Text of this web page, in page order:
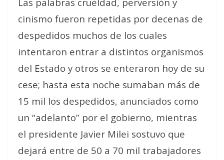
cinismo fueron repetidas por decenas de
despedidos muchos de los cuales
intentaron entrar a distintos organismos
del Estado y otros se enteraron hoy de su
cese; hasta esta noche sumaban más de
15 mil los despedidos, anunciados como
un “adelanto” por el gobierno, mientras
el presidente Javier Milei sostuvo que
dejará entre de 50 a 70 mil trabajadores